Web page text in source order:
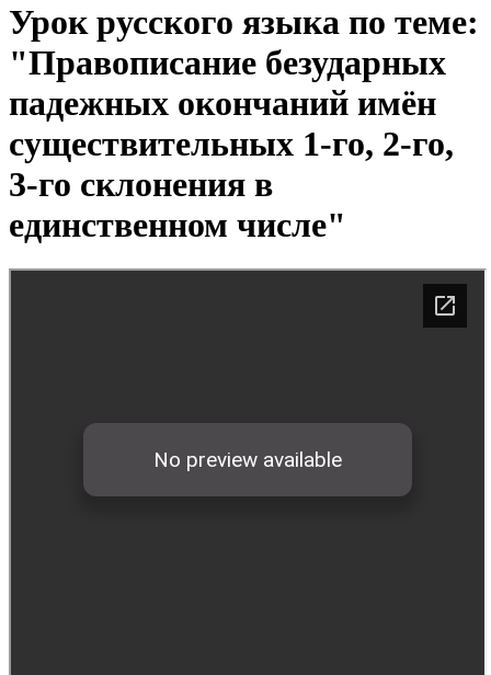
Урок русского языка по теме:
"Правописание безударных
падежных окончаний имён
существительных 1-го, 2-го,
3-го склонения в
единственном числе"